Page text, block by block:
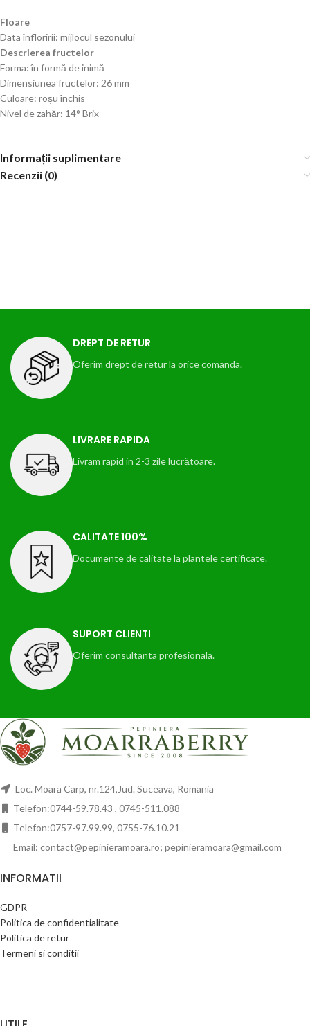
Floare
Data înfloririi: mijlocul sezonului
Descrierea fructelor
Forma: în formă de inimă
Dimensiunea fructelor: 26 mm
Culoare: roșu închis
Nivel de zahăr: 14° Brix
Informații suplimentare
Recenzii (0)
DREPT DE RETUR
Oferim drept de retur la orice comanda.
LIVRARE RAPIDA
Livram rapid in 2-3 zile lucrătoare.
CALITATE 100%
Documente de calitate la plantele certificate.
SUPORT CLIENTI
Oferim consultanta profesionala.
Loc. Moara Carp, nr.124,Jud. Suceava, Romania
Telefon:0744-59.78.43 , 0745-511.088
Telefon:0757-97.99.99, 0755-76.10.21
Email: contact@pepinieramoara.ro; pepinieramoara@gmail.com
INFORMATII
GDPR
Politica de confidentialitate
Politica de retur
Termeni si conditii